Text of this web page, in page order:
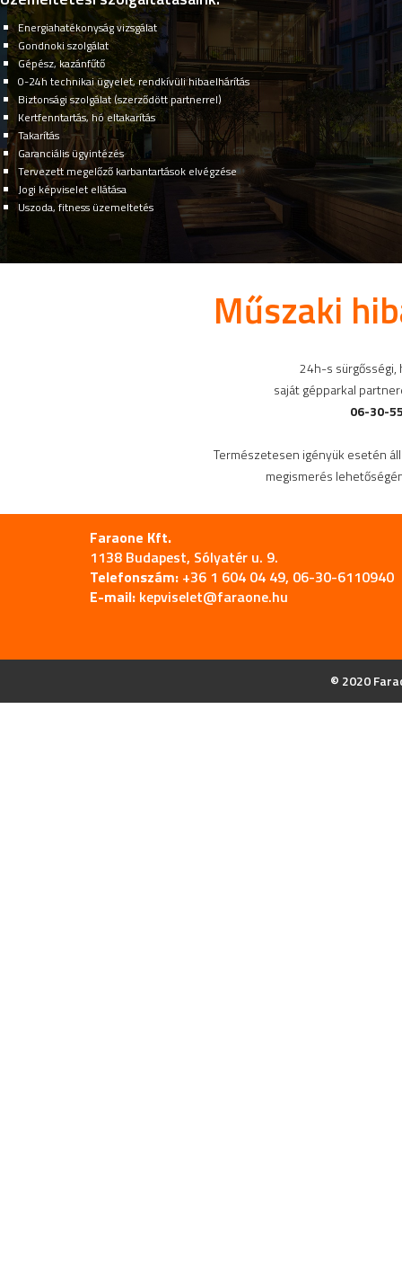
Energiahatékonyság vizsgálat
Gondnoki szolgálat
Gépész, kazánfűtő
0-24h technikai ügyelet, rendkívüli hibaelhárítás
Biztonsági szolgálat (szerződött partnerrel)
Kertfenntartás, hó eltakarítás
Takarítás
Garanciális ügyintézés
Tervezett megelőző karbantartások elvégzése
Jogi képviselet ellátása
Uszoda, fitness üzemeltetés
Műszaki
24h-s
saját gépparkal
06-30-
Természetesen igényük esetén
megismerés
Faraone Kft.
1138 Budapest, Sólyatér u. 9.
Telefonszám: +36 1 604 04 49, 06-30-6110940
E-mail: kepviselet@faraone.hu
© 2020